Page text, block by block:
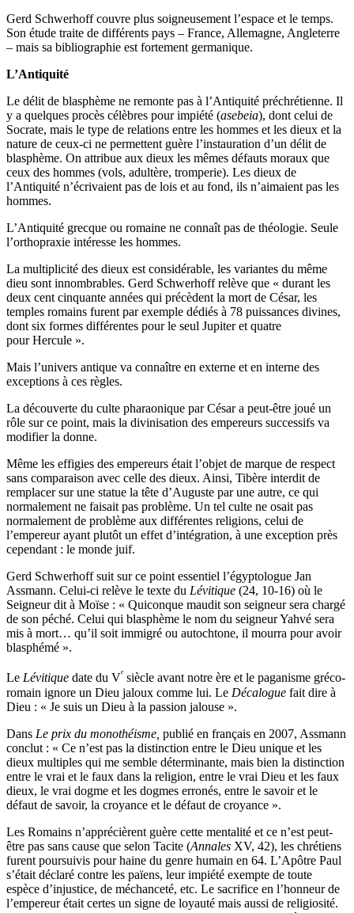
Gerd Schwerhoff couvre plus soigneusement l’espace et le temps.
Son étude traite de différents pays – France, Allemagne, Angleterre
– mais sa bibliographie est fortement germanique.
L’Antiquité
Le délit de blasphème ne remonte pas à l’Antiquité préchrétienne. Il
y a quelques procès célèbres pour impiété (asebeia), dont celui de
Socrate, mais le type de relations entre les hommes et les dieux et la
nature de ceux-ci ne permettent guère l’instauration d’un délit de
blasphème. On attribue aux dieux les mêmes défauts moraux que
ceux des hommes (vols, adultère, tromperie). Les dieux de
l’Antiquité n’écrivaient pas de lois et au fond, ils n’aimaient pas les
hommes.
L’Antiquité grecque ou romaine ne connaît pas de théologie. Seule
l’orthopraxie intéresse les hommes.
La multiplicité des dieux est considérable, les variantes du même
dieu sont innombrables. Gerd Schwerhoff relève que « durant les
deux cent cinquante années qui précèdent la mort de César, les
temples romains furent par exemple dédiés à 78 puissances divines,
dont six formes différentes pour le seul Jupiter et quatre
pour Hercule ».
Mais l’univers antique va connaître en externe et en interne des
exceptions à ces règles.
La découverte du culte pharaonique par César a peut-être joué un
rôle sur ce point, mais la divinisation des empereurs successifs va
modifier la donne.
Même les effigies des empereurs était l’objet de marque de respect
sans comparaison avec celle des dieux. Ainsi, Tibère interdit de
remplacer sur une statue la tête d’Auguste par une autre, ce qui
normalement ne faisait pas problème. Un tel culte ne osait pas
normalement de problème aux différentes religions, celui de
l’empereur ayant plutôt un effet d’intégration, à une exception près
cependant : le monde juif.
Gerd Schwerhoff suit sur ce point essentiel l’égyptologue Jan
Assmann. Celui-ci relève le texte du Lévitique (24, 10-16) où le
Seigneur dit à Moïse : « Quiconque maudit son seigneur sera chargé
de son péché. Celui qui blasphème le nom du seigneur Yahvé sera
mis à mort… qu’il soit immigré ou autochtone, il mourra pour avoir
blasphémé ».
Le Lévitique date du Vᵉ siècle avant notre ère et le paganisme gréco-
romain ignore un Dieu jaloux comme lui. Le Décalogue fait dire à
Dieu : « Je suis un Dieu à la passion jalouse ».
Dans Le prix du monothéisme, publié en français en 2007, Assmann
conclut : « Ce n’est pas la distinction entre le Dieu unique et les
dieux multiples qui me semble déterminante, mais bien la distinction
entre le vrai et le faux dans la religion, entre le vrai Dieu et les faux
dieux, le vrai dogme et les dogmes erronés, entre le savoir et le
défaut de savoir, la croyance et le défaut de croyance ».
Les Romains n’apprécièrent guère cette mentalité et ce n’est peut-
être pas sans cause que selon Tacite (Annales XV, 42), les chrétiens
furent poursuivis pour haine du genre humain en 64. L’Apôtre Paul
s’était déclaré contre les païens, leur impiété exempte de toute
espèce d’injustice, de méchanceté, etc. Le sacrifice en l’honneur de
l’empereur était certes un signe de loyauté mais aussi de religiosité.